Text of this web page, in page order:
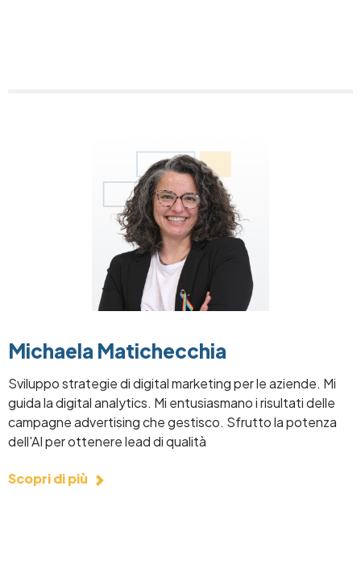
Michaela Matichecchia
Sviluppo strategie di digital marketing per le aziende. Mi
guida la digital analytics. Mi entusiasmano i risultati delle
campagne advertising che gestisco. Sfrutto la potenza
dell'AI per ottenere lead di qualità
Scopri di più